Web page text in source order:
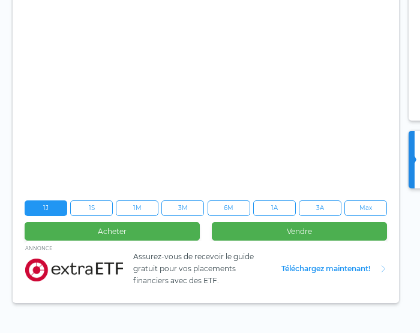
1J 1S 1M 3M 6M 1A 3A Max
Acheter Vendre
ANNONCE
Assurez-vous de recevoir le guide
gratuit pour vos placements
financiers avec des ETF.
Téléchargez maintenant!